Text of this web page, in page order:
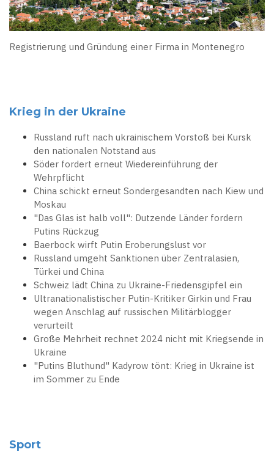
Registrierung und Gründung einer Firma in Montenegro
Krieg in der Ukraine
Russland ruft nach ukrainischem Vorstoß bei Kursk
den nationalen Notstand aus
Söder fordert erneut Wiedereinführung der
Wehrpflicht
China schickt erneut Sondergesandten nach Kiew und
Moskau
"Das Glas ist halb voll": Dutzende Länder fordern
Putins Rückzug
Baerbock wirft Putin Eroberungslust vor
Russland umgeht Sanktionen über Zentralasien,
Türkei und China
Schweiz lädt China zu Ukraine-Friedensgipfel ein
Ultranationalistischer Putin-Kritiker Girkin und Frau
wegen Anschlag auf russischen Militärblogger
verurteilt
Große Mehrheit rechnet 2024 nicht mit Kriegsende in
Ukraine
"Putins Bluthund" Kadyrow tönt: Krieg in Ukraine ist
im Sommer zu Ende
Sport